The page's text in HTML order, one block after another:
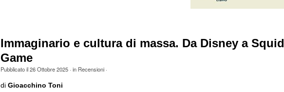
Immaginario e cultura di massa. Da Disney a Squid
Game
Pubblicato il26 Ottobre 2025· in Recensioni·
di Gioacchino Toni